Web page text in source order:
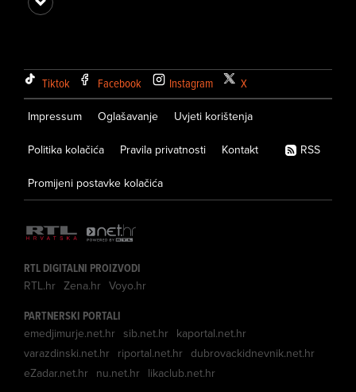
Tiktok Facebook Instagram X
Impressum Oglašavanje Uvjeti korištenja
Politika kolačića Pravila privatnosti Kontakt
Promijeni postavke kolačića
RSS
RTL DIGITALNI PROIZVODI
RTL.hr Zena.hr Voyo.hr
PARTNERSKI PORTALI
emedjimurje.net.hr sib.net.hr kaportal.net.hr
varazdinski.net.hr riportal.net.hr dubrovackidnevnik.net.hr
eZadar.net.hr nu.net.hr likaclub.net.hr